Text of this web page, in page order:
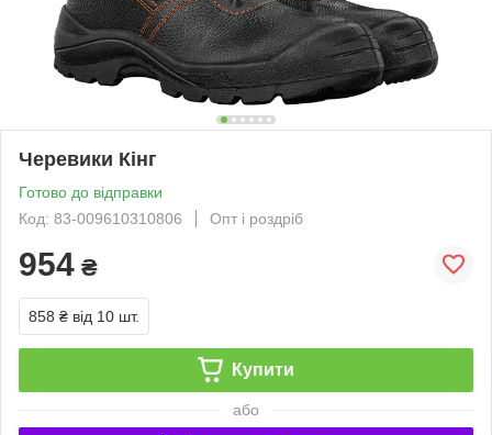
Черевики Кінг
Готово до відправки
Код: 83-009610310806
Опт і роздріб
954 ₴
858 ₴ від 10 шт.
Купити
або